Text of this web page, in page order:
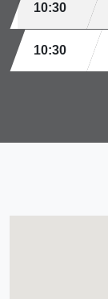
10:30
10:30